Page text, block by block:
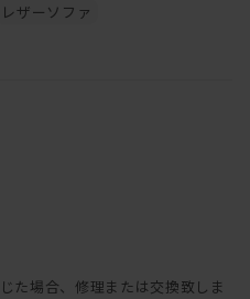
レザーソファ
た場合、修理または交換致しま